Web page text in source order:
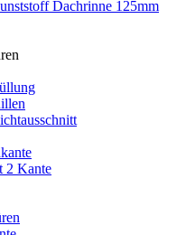
Dachrinne 125mm
2 Kante